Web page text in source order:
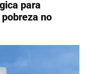
para
no